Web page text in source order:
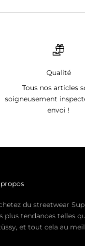
Qualité
Tous nos articles
soigneusement
envoi !
du streetwear
plus tendances telles
et tout cela au